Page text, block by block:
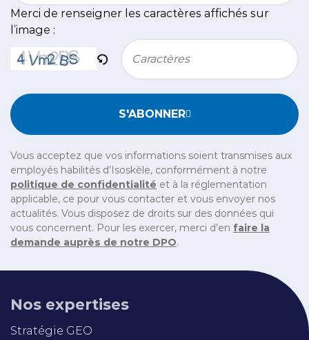
Merci de renseigner les caractères affichés sur
l’image :
S'ABONNER
Vous acceptez que vos informations soient transmises aux
employés habilités d’Isoskèle, conformément à notre
politique de confidentialité et à la réglementation
applicable, ce pour vous contacter et vous envoyer nos
actualités. Vous disposez de droits sur des données qui
vous concernent. Pour les exercer, merci d’en faire la
demande auprès de notre DPO.
Nos expertises
Stratégie GEO